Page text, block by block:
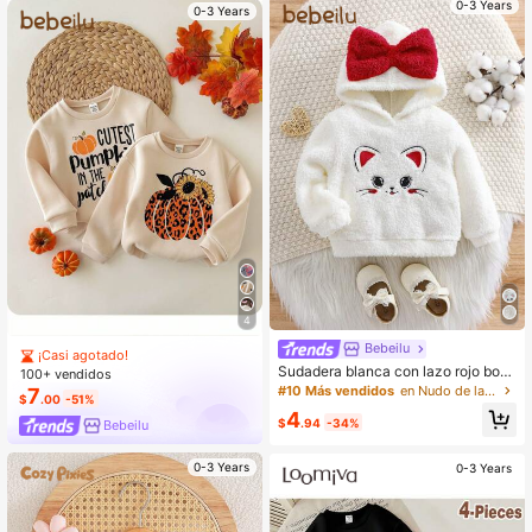
0-3 Years
4
¡Casi agotado!
100+ vendidos
$7.00 -51%
Bebeilu
0-3 Years
cuela, estilo casual de invierno, esti
lo de moda para ir al trabajo
0-3 Years
Bebeilu
Sudadera blanca con lazo rojo bord
ado de estilo lindo y multiusos para
#10 Más vendidos en Nudo de lazo Sudaderas para niñas
$4.94 -34%
0-3 Years